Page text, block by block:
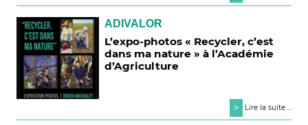
ADIVALOR
L’expo-photos « Recycler, c’est
dans ma nature » à l’Académie
d’Agriculture
> Lire la suite ...